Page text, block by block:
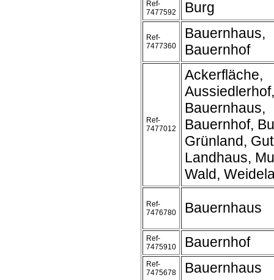
Ref-
7477592
Burg
Ref-
7477360
Bauernhaus,
Bauernhof
Ref-
7477012
Ackerfläche,
Aussiedlerhof,
Bauernhaus,
Bauernhof,
Grünland,
Landhaus,
Wald,
Ref-
7476780
Bauernhaus
Ref-
7475910
Bauernhof
Ref-
7475678
Bauernhaus